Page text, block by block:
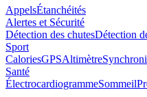
AppelsÉtanchéités
Alertes et Sécurité
Détection des chutesDétection
Sport
CaloriesGPSAltimètre
Santé
ÉlectrocardiogrammeSommeil